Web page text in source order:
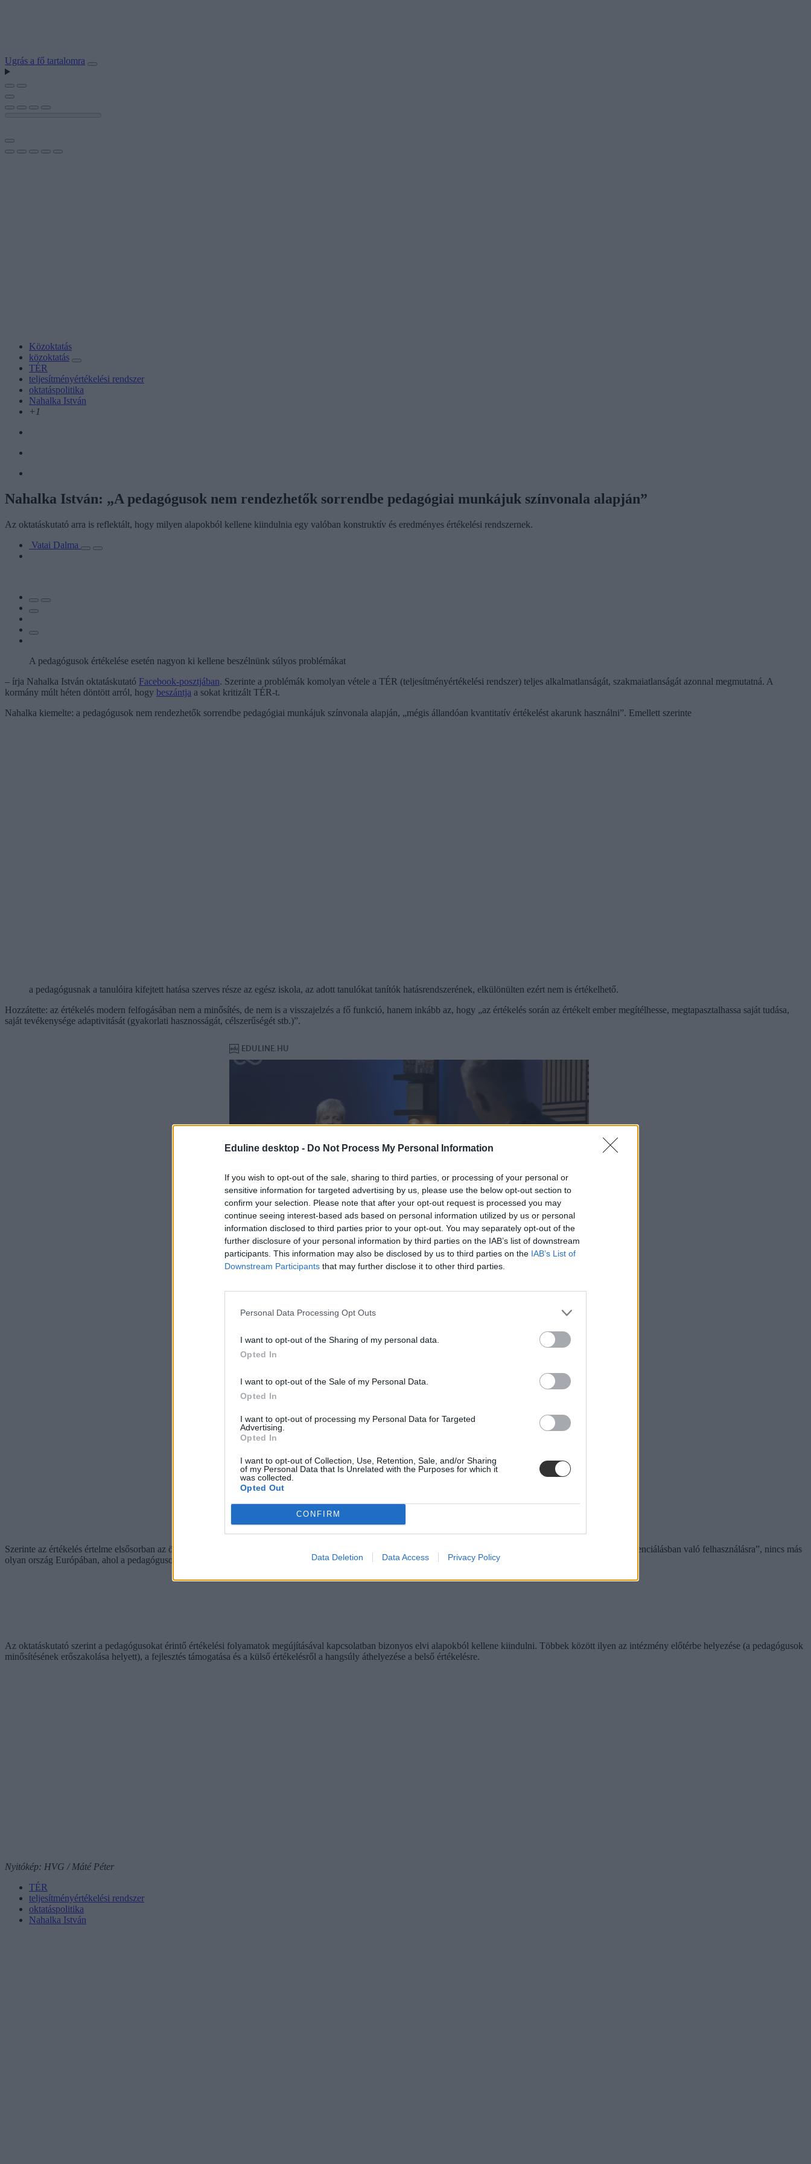
Eduline desktop - Do Not Process My Personal Information
If you wish to opt-out of the sale, sharing to third parties, or processing of your personal or
sensitive information for targeted advertising by us, please use the below opt-out section to
confirm your selection. Please note that after your opt-out request is processed you may
continue seeing interest-based ads based on personal information utilized by us or personal
information disclosed to third parties prior to your opt-out. You may separately opt-out of the
further disclosure of your personal information by third parties on the IAB’s list of downstream
participants. This information may also be disclosed by us to third parties on the IAB’s List of
Downstream Participants that may further disclose it to other third parties.
Personal Data Processing Opt Outs
I want to opt-out of the Sharing of my personal data.
Opted In
I want to opt-out of the Sale of my Personal Data.
Opted In
I want to opt-out of processing my Personal Data for Targeted
Advertising.
Opted In
I want to opt-out of Collection, Use, Retention, Sale, and/or Sharing
of my Personal Data that Is Unrelated with the Purposes for which it
was collected.
Opted Out
CONFIRM
Data Deletion Data Access Privacy Policy
Ugrás a fő tartalomra
Közoktatás
közoktatás
TÉR
teljesítményértékelési rendszer
oktatáspolitika
Nahalka István
+1
Nahalka István: „A pedagógusok nem rendezhetők sorrendbe pedagógiai munkájuk színvonala alapján”
Az oktatáskutató arra is reflektált, hogy milyen alapokból kellene kiindulnia egy valóban konstruktív és eredményes értékelési rendszernek.
Vatai Dalma
A pedagógusok értékelése esetén nagyon ki kellene beszélnünk súlyos problémákat
– írja Nahalka István oktatáskutató Facebook-posztjában. Szerinte a problémák komolyan vétele a TÉR (teljesítményértékelési rendszer) teljes alkalmatlanságát, szakmaiatlanságát azonnal megmutatná. A
kormány múlt héten döntött arról, hogy beszántja a sokat kritizált TÉR-t.
Nahalka kiemelte: a pedagógusok nem rendezhetők sorrendbe pedagógiai munkájuk színvonala alapján, „mégis állandóan kvantitatív értékelést akarunk használni”. Emellett szerinte
a pedagógusnak a tanulóira kifejtett hatása szerves része az egész iskola, az adott tanulókat tanítók hatásrendszerének, elkülönülten ezért nem is értékelhető.
Hozzátette: az értékelés modern felfogásában nem a minősítés, de nem is a visszajelzés a fő funkció, hanem inkább az, hogy „az értékelés során az értékelt ember megítélhesse, megtapasztalhassa saját tudása,
saját tevékenysége adaptivitását (gyakorlati hasznosságát, célszerűségét stb.)”.
Szerinte az értékelés értelme elsősorban az önreflexió, „illetve ezt az önreflexiót segítő külső értékelő mozzanatok rendszere”. Bár ez „tökéletesen alkalmatlan bérdifferenciálásban való felhasználásra”, nincs más
olyan ország Európában, ahol a pedagógusok értékelését a bérdifferenciálással kötik össze.
Az oktatáskutató szerint a pedagógusokat érintő értékelési folyamatok megújításával kapcsolatban bizonyos elvi alapokból kellene kiindulni. Többek között ilyen az intézmény előtérbe helyezése (a pedagógusok
minősítésének erőszakolása helyett), a fejlesztés támogatása és a külső értékelésről a hangsúly áthelyezése a belső értékelésre.
Nyitókép: HVG / Máté Péter
TÉR
teljesítményértékelési rendszer
oktatáspolitika
Nahalka István